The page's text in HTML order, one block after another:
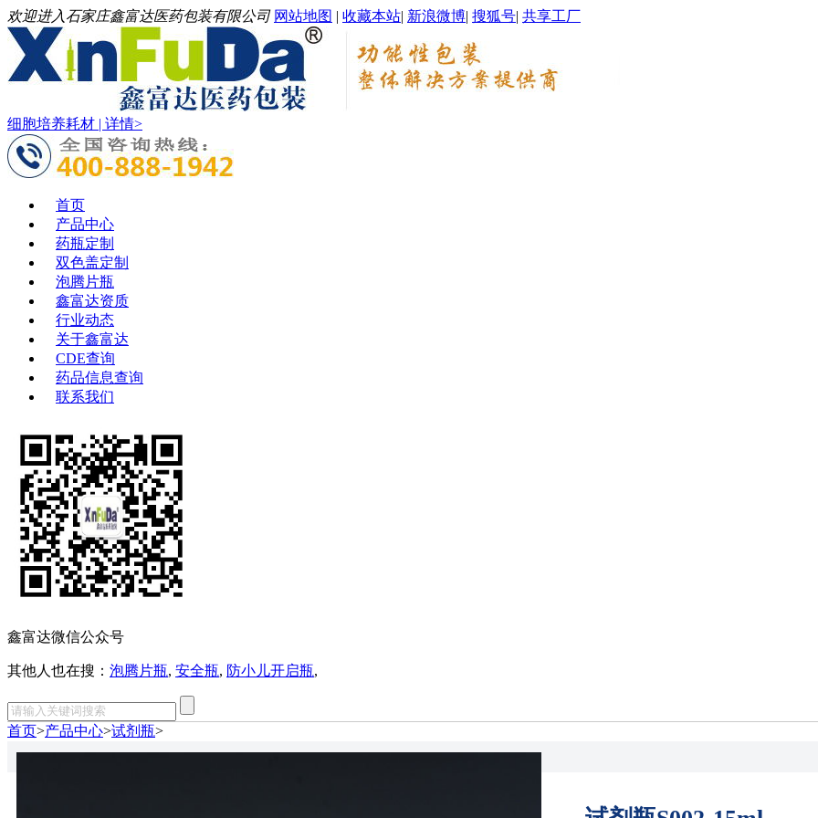
欢迎进入石家庄鑫富达医药包装有限公司 网站地图 | 收藏本站| 新浪微博| 搜狐号| 共享工厂
细胞培养耗材 | 详情>
首页
产品中心
药瓶定制
双色盖定制
泡腾片瓶
鑫富达资质
行业动态
关于鑫富达
CDE查询
药品信息查询
联系我们
鑫富达微信公众号
其他人也在搜： 泡腾片瓶, 安全瓶, 防小儿开启瓶,
首页>产品中心>试剂瓶>